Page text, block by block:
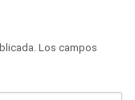
Los campos